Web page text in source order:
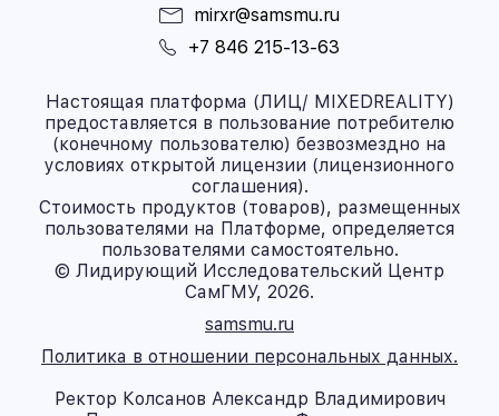
mirxr@samsmu.ru
+7 846 215-13-63
Настоящая платформа (ЛИЦ/ MIXEDREALITY)
предоставляется в пользование потребителю
(конечному пользователю) безвозмездно на
условиях открытой лицензии (лицензионного
соглашения).
Стоимость продуктов (товаров), размещенных
пользователями на Платформе, определяется
пользователями самостоятельно.
© Лидирующий Исследовательский Центр
СамГМУ, 2026.
samsmu.ru
Политика в отношении персональных данных.
Ректор Колсанов Александр Владимирович